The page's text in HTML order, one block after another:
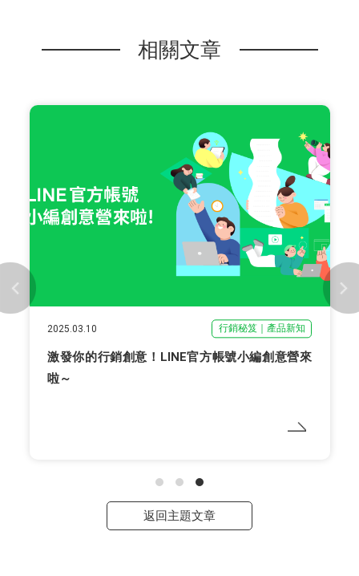
相關文章
2025.03.10 行銷秘笈｜產品新知
激發你的行銷創意！LINE官方帳號小編創意營來
啦～
返回主題文章